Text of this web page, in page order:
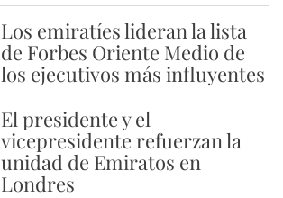
Los emiratíes lideran la lista
de Forbes Oriente Medio de
los ejecutivos más influyentes
El presidente y el
vicepresidente refuerzan la
unidad de Emiratos en
Londres